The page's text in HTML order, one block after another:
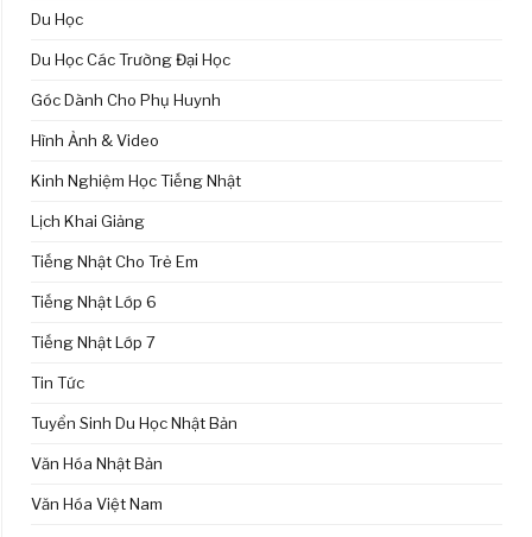
Du Học
Du Học Các Trường Đại Học
Góc Dành Cho Phụ Huynh
Hình Ảnh & Video
Kinh Nghiệm Học Tiếng Nhật
Lịch Khai Giảng
Tiếng Nhật Cho Trẻ Em
Tiếng Nhật Lớp 6
Tiếng Nhật Lớp 7
Tin Tức
Tuyển Sinh Du Học Nhật Bản
Văn Hóa Nhật Bản
Văn Hóa Việt Nam